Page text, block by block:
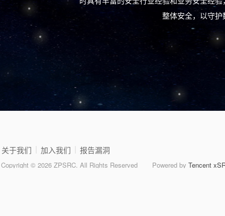
整体安全，以守
关于我们 加入我们 报告漏洞
Copyright © 2026 ZPSRC. All Rights Reserved Powered by Tencent